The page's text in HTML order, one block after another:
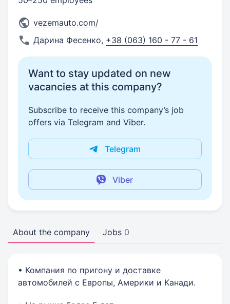
vezemauto.com/
Дарина Фесенко, +38 (063) 160 - 77 - 61
Want to stay updated on new
vacancies at this company?
Subscribe to receive this company’s job
offers via Telegram and Viber.
Telegram
Viber
About the company Jobs 0
• Компания по пригону и доставке
автомобилей с Европы, Америки и Канади.